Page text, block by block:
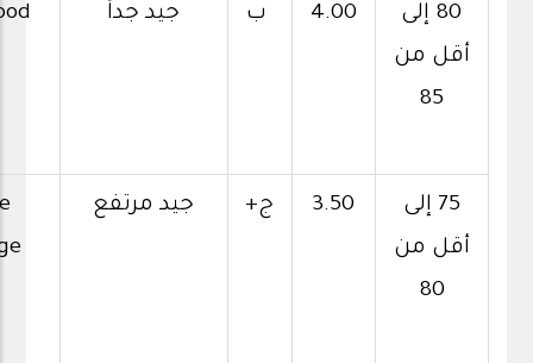
80 إلى
أقل من
85
4.00 ب جيد جداً
75 إلى
أقل من
80
3.50 ج+ جيد مرتفع